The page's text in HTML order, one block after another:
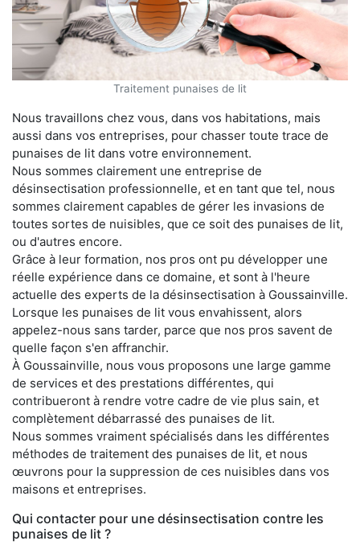
Traitement punaises de lit
Nous travaillons chez vous, dans vos habitations, mais
aussi dans vos entreprises, pour chasser toute trace de
punaises de lit dans votre environnement.
Nous sommes clairement une entreprise de
désinsectisation professionnelle, et en tant que tel, nous
sommes clairement capables de gérer les invasions de
toutes sortes de nuisibles, que ce soit des punaises de lit,
ou d'autres encore.
Grâce à leur formation, nos pros ont pu développer une
réelle expérience dans ce domaine, et sont à l'heure
actuelle des experts de la désinsectisation à Goussainville.
Lorsque les punaises de lit vous envahissent, alors
appelez-nous sans tarder, parce que nos pros savent de
quelle façon s'en affranchir.
À Goussainville, nous vous proposons une large gamme
de services et des prestations différentes, qui
contribueront à rendre votre cadre de vie plus sain, et
complètement débarrassé des punaises de lit.
Nous sommes vraiment spécialisés dans les différentes
méthodes de traitement des punaises de lit, et nous
œuvrons pour la suppression de ces nuisibles dans vos
maisons et entreprises.
Qui contacter pour une désinsectisation contre les
punaises de lit ?